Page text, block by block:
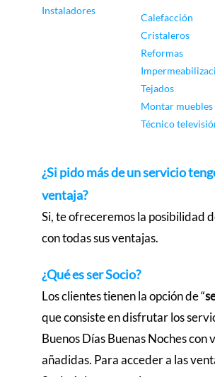
Instaladores
Calefacción
Cristaleros
Reformas
Tejados
Montar muebles
Técnico
¿Si pido más de un servicio
ventaja?
Si, te ofreceremos la posibilidad
con todas sus ventajas.
¿Qué es ser Socio?
Los clientes tienen la opción de “
que consiste en disfrutar los
Buenos Días Buenas Noches con
añadidas. Para acceder a las